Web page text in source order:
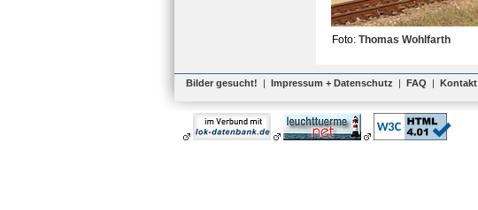
Foto: Thomas Wohlfarth
Bilder gesucht! | Impressum + Datenschutz | FAQ | Kontakt